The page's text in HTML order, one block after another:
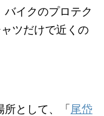
イクのプロテク
ツだけで近くの
所として、「尾岱